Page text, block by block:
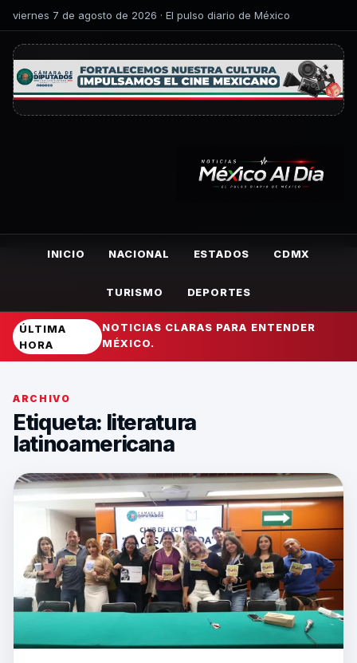
viernes 7 de agosto de 2026 · El pulso diario de México
INICIO NACIONAL ESTADOS CDMX
TURISMO DEPORTES
ÚLTIMA
HORA
NOTICIAS CLARAS PARA ENTENDER
MÉXICO.
ARCHIVO
Etiqueta: literatura
latinoamericana